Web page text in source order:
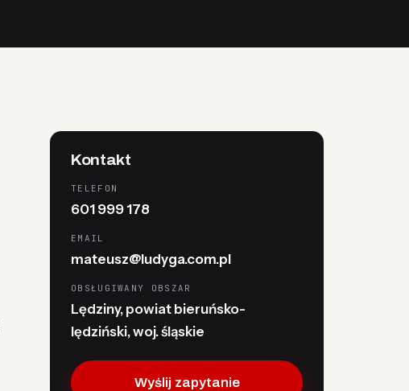
Kontakt
TELEFON
601 999 178
EMAIL
mateusz@ludyga.com.pl
OBSŁUGIWANY OBSZAR
Lędziny, powiat bieruńsko-
lędziński, woj. śląskie
Wyślij zapytanie